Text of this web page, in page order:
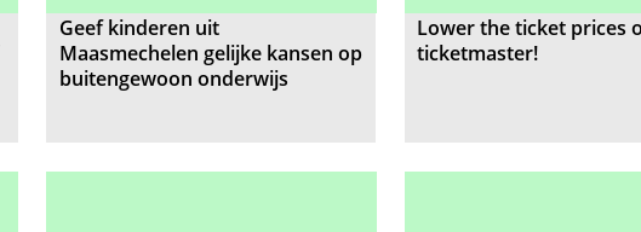
Geef kinderen uit
Maasmechelen gelijke kansen op
buitengewoon onderwijs
Lower the ticket prices
ticketmaster!